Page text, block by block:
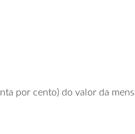
por cento) do valor da